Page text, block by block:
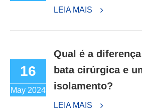
LEIA MAIS
16
May 2024
Qual é a
bata cirúrgica e
isolamento?
LEIA MAIS